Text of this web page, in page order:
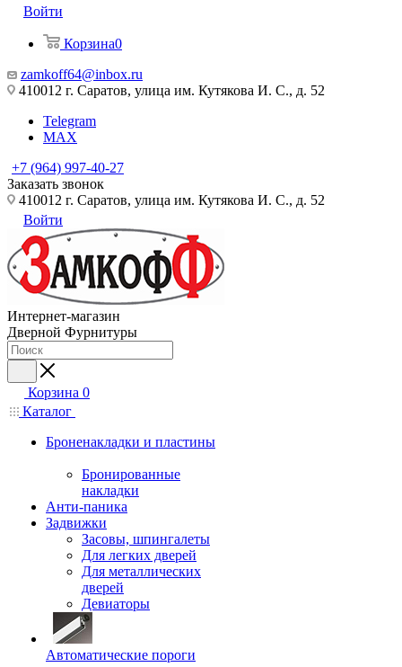
Войти
Корзина0
zamkoff64@inbox.ru
410012 г. Саратов, улица им. Кутякова И. С., д. 52
Telegram
MAX
+7 (964) 997-40-27
Заказать звонок
410012 г. Саратов, улица им. Кутякова И. С., д. 52
Войти
Интернет-магазин
Дверной Фурнитуры
Корзина 0
Каталог
Броненакладки и пластины
Бронированные
накладки
Анти-паника
Задвижки
Засовы, шпингалеты
Для легких дверей
Для металлических
дверей
Девиаторы
Автоматические пороги